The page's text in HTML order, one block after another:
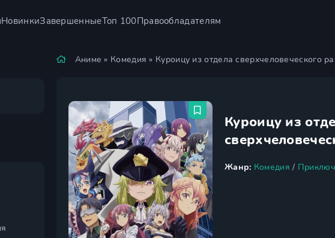
НовинкиЗавершенныеТоп 100Правообладателям
Аниме » Комедия » Куроицу из отдела сверхчеловеческого
Куроицу из
Жанр: Комедия /